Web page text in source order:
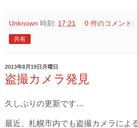
Unknown 時刻: 17:21 0 件のコメント:
共有
2013年8月19日月曜日
盗撮カメラ発見
久しぶりの更新です…
最近、札幌市内でも盗撮カメラによ